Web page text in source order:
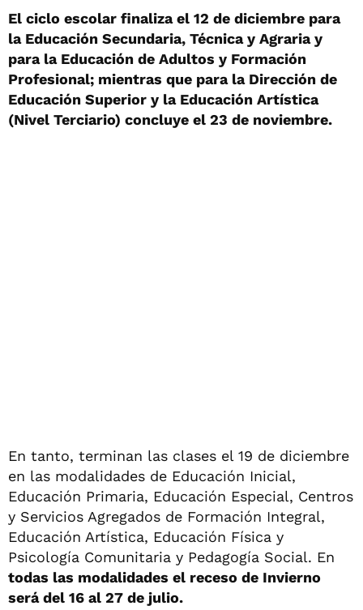
El ciclo escolar finaliza el 12 de diciembre para
la Educación Secundaria, Técnica y Agraria y
para la Educación de Adultos y Formación
Profesional; mientras que para la Dirección de
Educación Superior y la Educación Artística
(Nivel Terciario) concluye el 23 de noviembre.
En tanto, terminan las clases el 19 de diciembre
en las modalidades de Educación Inicial,
Educación Primaria, Educación Especial, Centros
y Servicios Agregados de Formación Integral,
Educación Artística, Educación Física y
Psicología Comunitaria y Pedagogía Social. En
todas las modalidades el receso de Invierno
será del 16 al 27 de julio.